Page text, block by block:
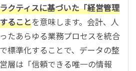
クティスに基づいた「経営管理
ることを意味します。会計、人
たあらゆる業務プロセスを統合
標準化することで、データの整
層は「信頼できる唯一の情報